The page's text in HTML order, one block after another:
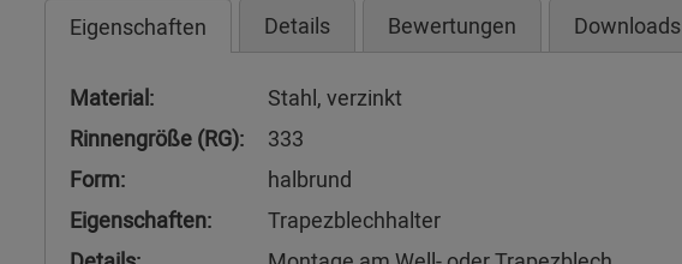
Eigenschaften Details Bewertungen Downloads
Material:
Stahl, verzinkt
Rinnengröße (RG):
333
Form:
halbrund
Eigenschaften:
Trapezblechhalter